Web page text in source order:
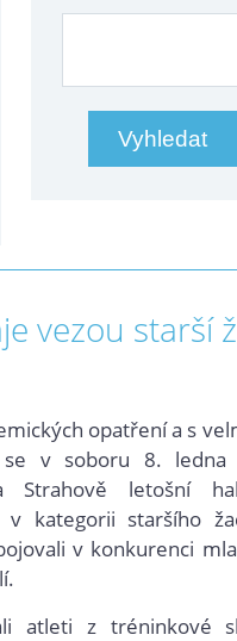
vezou starší
opatření a s
se v soboru 8. ledna
Strahově letošní
v kategorii staršího
v konkurenci
atleti z tréninkové